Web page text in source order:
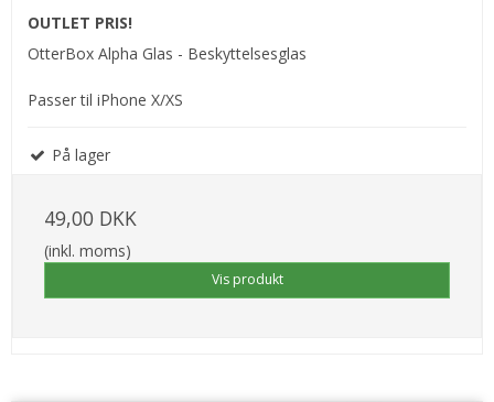
OUTLET PRIS!
OtterBox Alpha Glas - Beskyttelsesglas
Passer til iPhone X/XS
På lager
49,00 DKK
(inkl. moms)
Vis produkt